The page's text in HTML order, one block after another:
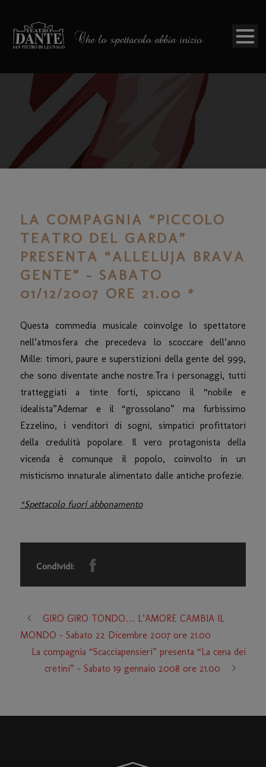
LA COMPAGNIA “PICCOLO
TEATRO DEL GARDA”
PRESENTA “ALLELUJA BRAVA
GENTE” – SABATO
01/12/2007 ORE 21.00 *
Questa commedia musicale coinvolge lo spettatore
nell’atmosfera che precedeva lo scoccare dell’anno
Mille: timori, paure e superstizioni della gente del 999,
che sono diventate anche nostre.Tra i personaggi, tutti
tratteggiati a tinte forti, spiccano il “nobile e
idealista”Ademar e il “grossolano” ma furbissimo
Ezzelino, i venditori di sogni, simpatici profittatori
della credulità popolare. Il vero protagonista della
vicenda è comunque il popolo, coinvolto in un
misticismo innaturale alimentato dalle antiche profezie.
*Spettacolo fuori abbonamento
Condividi:
GIRO GIRO TONDO… L’AMORE CAMBIA IL
MONDO – Sabato 22 Dicembre 2007 ore 21.00
La compagnia “Scacciapensieri” presenta “La cena dei
cretini” – Sabato 19 gennaio 2008 ore 21.00